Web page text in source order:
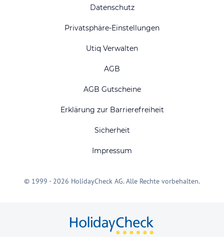
Datenschutz
Privatsphäre-Einstellungen
Utiq Verwalten
AGB
AGB Gutscheine
Erklärung zur Barrierefreiheit
Sicherheit
Impressum
© 1999 - 2026 HolidayCheck AG. Alle Rechte vorbehalten.